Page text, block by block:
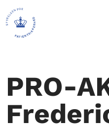
PRO-